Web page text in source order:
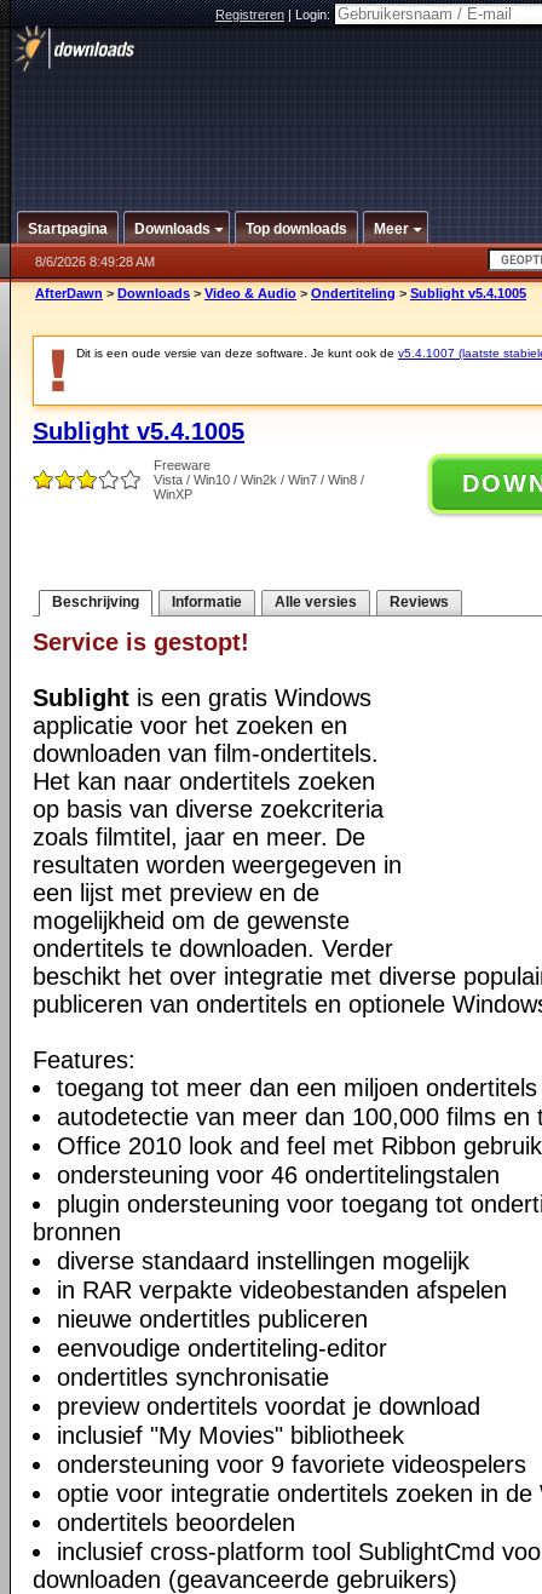
Registreren|Login:
Startpagina Downloads Top downloads Meer
8/6/2026 8:49:28 AM
AfterDawn > Downloads > Video & Audio > Ondertiteling > Sublight v5.4.1005
Dit is een oude versie van deze software. Je kunt ook de v5.4.1007 (laatste
Sublight v5.4.1005
Freeware
Vista / Win10 / Win2k / Win7 / Win8 /
WinXP
Beschrijving Informatie Alle versies Reviews
Service is gestopt!
Sublight is een gratis Windows
applicatie voor het zoeken en
downloaden van film-ondertitels.
Het kan naar ondertitels zoeken
op basis van diverse zoekcriteria
zoals filmtitel, jaar en meer. De
resultaten worden weergegeven in
een lijst met preview en de
mogelijkheid om de gewenste
ondertitels te downloaden. Verder
beschikt het over integratie met diverse
publiceren van ondertitels en optionele
Features:
toegang tot meer dan een miljoen ondertitels
autodetectie van meer dan 100,000 films en
Office 2010 look and feel met Ribbon
ondersteuning voor 46 ondertitelingstalen
plugin ondersteuning voor toegang tot
bronnen
diverse standaard instellingen mogelijk
in RAR verpakte videobestanden afspelen
nieuwe ondertitles publiceren
eenvoudige ondertiteling-editor
ondertitles synchronisatie
preview ondertitels voordat je download
inclusief "My Movies" bibliotheek
ondersteuning voor 9 favoriete videospelers
optie voor integratie ondertitels zoeken in de
ondertitels beoordelen
inclusief cross-platform tool SublightCmd
downloaden (geavanceerde gebruikers)